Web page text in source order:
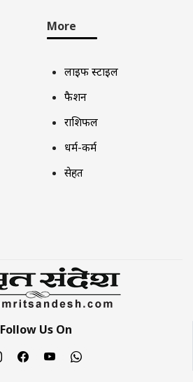
More
लाइफ स्टाइल
फैशन
राशिफल
धर्म-कर्म
सेहत
Follow Us On